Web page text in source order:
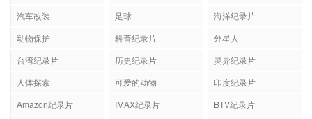
汽车改装
足球
海洋纪录片
动物保护
科普纪录片
外星人
台湾纪录片
历史纪录片
灵异纪录片
人体探索
可爱的动物
印度纪录片
Amazon纪录片
IMAX纪录片
BTV纪录片